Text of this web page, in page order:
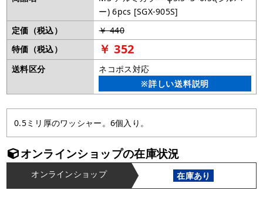
ー) 6pcs [SGX-905S]
定価（税込）
￥ 440
特価（税込）
￥ 352
送料区分
ネコポス対応
※詳しい送料説明
0.5ミリ厚のワッシャー。6個入り。
オンラインショップの在庫状況
オンラインショップ 在庫あり